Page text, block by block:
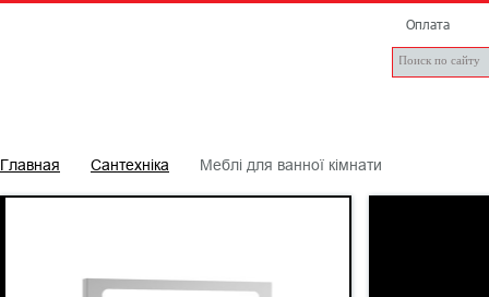
Оплата
Главная Сантехніка Меблі для ванної кімнати